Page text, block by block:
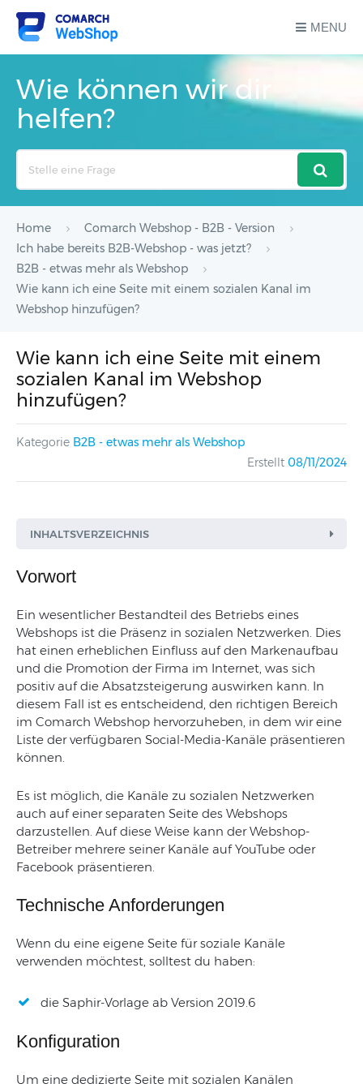
MENU
Wie können wir dir
helfen?
Home
Comarch Webshop - B2B - Version
Ich habe bereits B2B-Webshop - was jetzt?
B2B - etwas mehr als Webshop
Wie kann ich eine Seite mit einem sozialen Kanal im
Webshop hinzufügen?
Wie kann ich eine Seite mit einem
sozialen Kanal im Webshop
hinzufügen?
Kategorie B2B - etwas mehr als Webshop
Erstellt 08/11/2024
INHALTSVERZEICHNIS
Vorwort
Ein wesentlicher Bestandteil des Betriebs eines
Webshops ist die Präsenz in sozialen Netzwerken. Dies
hat einen erheblichen Einfluss auf den Markenaufbau
und die Promotion der Firma im Internet, was sich
positiv auf die Absatzsteigerung auswirken kann. In
diesem Fall ist es entscheidend, den richtigen Bereich
im Comarch Webshop hervorzuheben, in dem wir eine
Liste der verfügbaren Social-Media-Kanäle präsentieren
können.
Es ist möglich, die Kanäle zu sozialen Netzwerken
auch auf einer separaten Seite des Webshops
darzustellen. Auf diese Weise kann der Webshop-
Betreiber mehrere seiner Kanäle auf YouTube oder
Facebook präsentieren.
Technische Anforderungen
Wenn du eine eigene Seite für soziale Kanäle
verwenden möchtest, solltest du haben:
die Saphir-Vorlage ab Version 2019.6
Konfiguration
Um eine dedizierte Seite mit sozialen Kanälen